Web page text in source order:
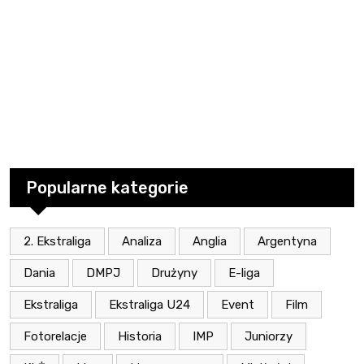
Popularne kategorie
2. Ekstraliga Analiza Anglia Argentyna
Dania DMPJ Drużyny E-liga
Ekstraliga Ekstraliga U24 Event Film
Fotorelacje Historia IMP Juniorzy